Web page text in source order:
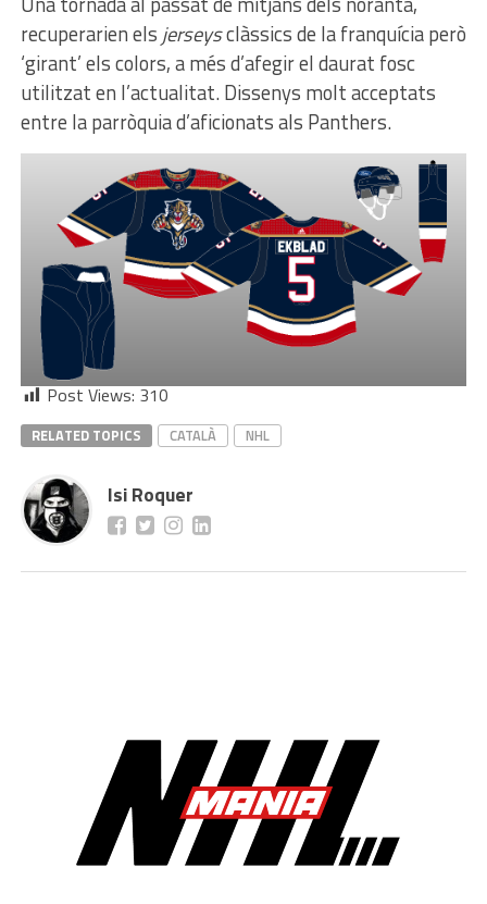
recuperarien els jerseysclàssics de la franquícia però
‘girant’ els colors, a més d’afegir el daurat fosc
utilitzat en l’actualitat. Dissenys molt acceptats
entre la parròquia d’aficionats als Panthers.
Post Views:310
RELATED TOPICS CATALÀ NHL
Isi Roquer